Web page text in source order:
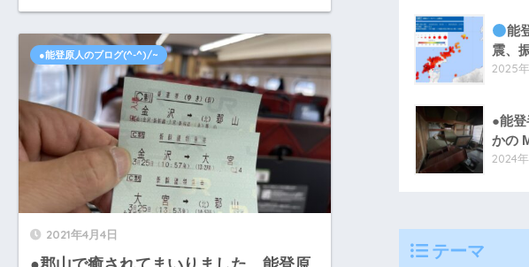
2021年4月4日
●能登原人のブログ(^-^)/~
能
震、
2025
●能
かの
2024
テーマ